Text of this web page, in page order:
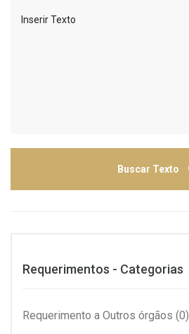
Buscar Texto
Requerimentos - Categorias
Requerimento a Outros órgãos (0)